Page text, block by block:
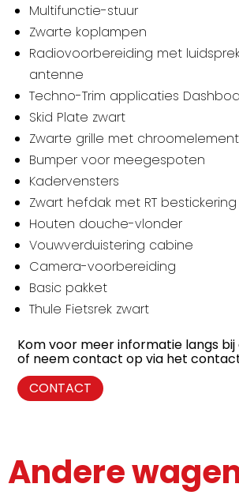
Multifunctie-stuur
Zwarte koplampen
Radiovoorbereiding met
antenne
Techno-Trim applicaties
Skid Plate zwart
Zwarte grille met
Bumper voor meegespoten
Kadervensters
Zwart hefdak met RT bestickering
Houten douche-vlonder
Vouwverduistering cabine
Camera-voorbereiding
Basic pakket
Thule Fietsrek zwart
Kom voor meer informatie langs bij
of neem contact op via het
CONTACT
Andere